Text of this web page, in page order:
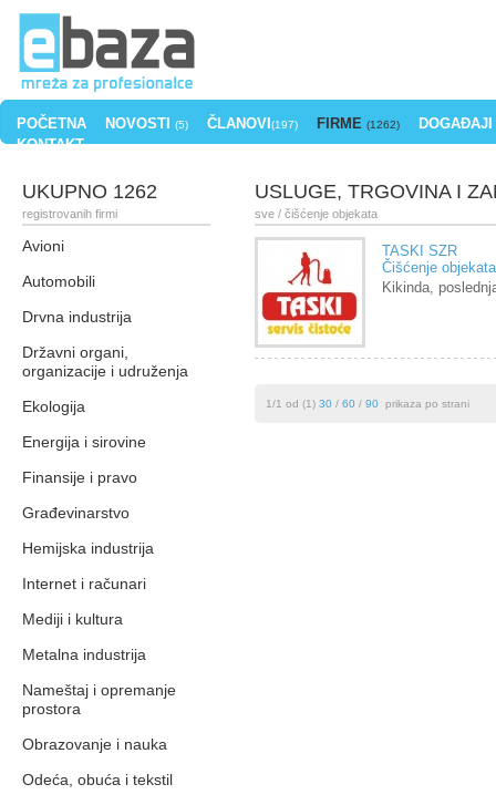
POČETNA NOVOSTI (5) ČLANOVI (197) FIRME (1262)
DOGAĐAJI
KONTAKT
UKUPNO 1262
registrovanih firmi
Avioni
Automobili
Drvna industrija
Državni organi,
organizacije i udruženja
Ekologija
Energija i sirovine
Finansije i pravo
Građevinarstvo
Hemijska industrija
Internet i računari
Mediji i kultura
Metalna industrija
Nameštaj i opremanje
prostora
Obrazovanje i nauka
Odeća, obuća i tekstil
USLUGE, TRGOVINA I
sve / čišćenje objekata
TASKI SZR
Čišćenje objekata
Kikinda,
1/1 od (1) 30 / 60 / 90 prikaza po strani